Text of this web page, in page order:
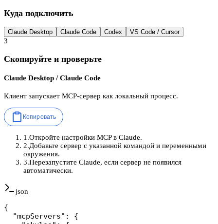
Куда подключить
Claude Desktop Claude Code Codex VS Code / Cursor
3
Скопируйте и проверьте
Claude Desktop / Claude Code
Клиент запускает MCP-сервер как локальный процесс.
Копировать
1 .Откройте настройки MCP в Claude.
2.Добавьте сервер с указанной командой и переменными
окружения.
3.Перезапустите Claude, если сервер не появился
автоматически.
json
{
  "mcpServers": {